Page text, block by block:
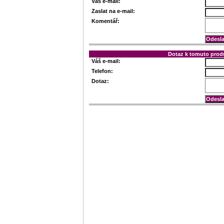
Zaslat na e-mail:
Komentář:
Dotaz k tomuto
Váš e-mail:
Telefon:
Dotaz: